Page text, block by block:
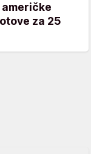
za 25